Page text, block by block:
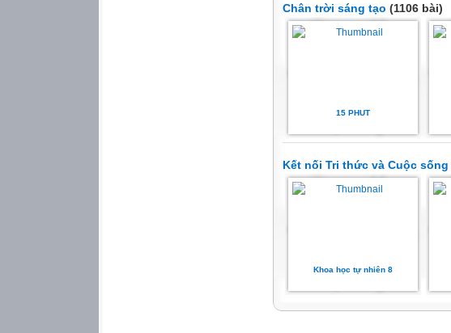
Chân trời sáng tạo (1106 bài)
15 PHUT
Kết nối Tri thức và Cuộc sống
Khoa học tự nhiên 8